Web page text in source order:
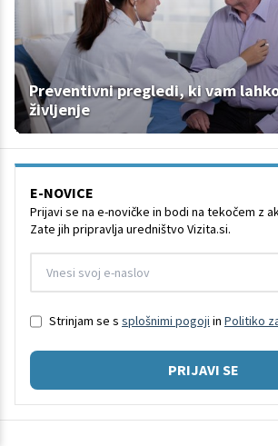
Preventivni pregledi, ki vam
življenje
E-NOVICE
Prijavi se na e-novičke in bodi na tekočem z
Zate jih pripravlja uredništvo Vizita.si.
Strinjam se s splošnimi pogoji in Politiko
PRIJAVI SE